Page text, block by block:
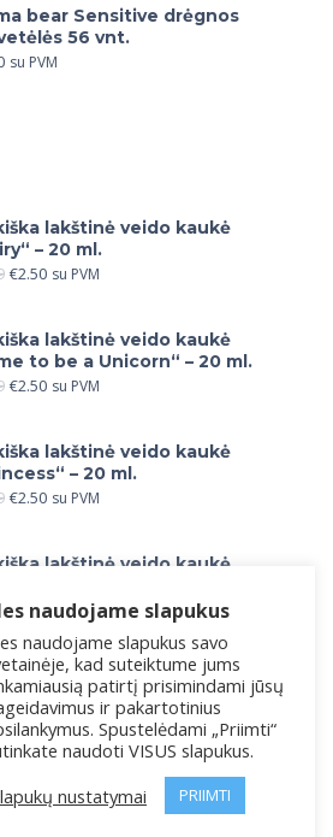
bear Sensitive drėgnos
56 vnt.
su PVM
lakštinė veido kaukė
– 20 ml.
€2.50 su PVM
lakštinė veido kaukė
to be a Unicorn“ – 20 ml.
€2.50 su PVM
lakštinė veido kaukė
– 20 ml.
€2.50 su PVM
lakštinė veido kaukė
€2.50 su PVM
draudžiama kopijuoti ir platinti
nuotraukas ir informaciją.
naudojame slapukus
naudojame slapukus savo
kad suteiktume jums
patirtį prisimindami jūsų
ir pakartotinius
Spustelėdami „Priimti“
naudoti VISUS slapukus.
nustatymai
PRIIMTI